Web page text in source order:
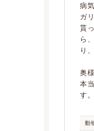
病
ガ
貰
ら
り
奥
本
す。
動